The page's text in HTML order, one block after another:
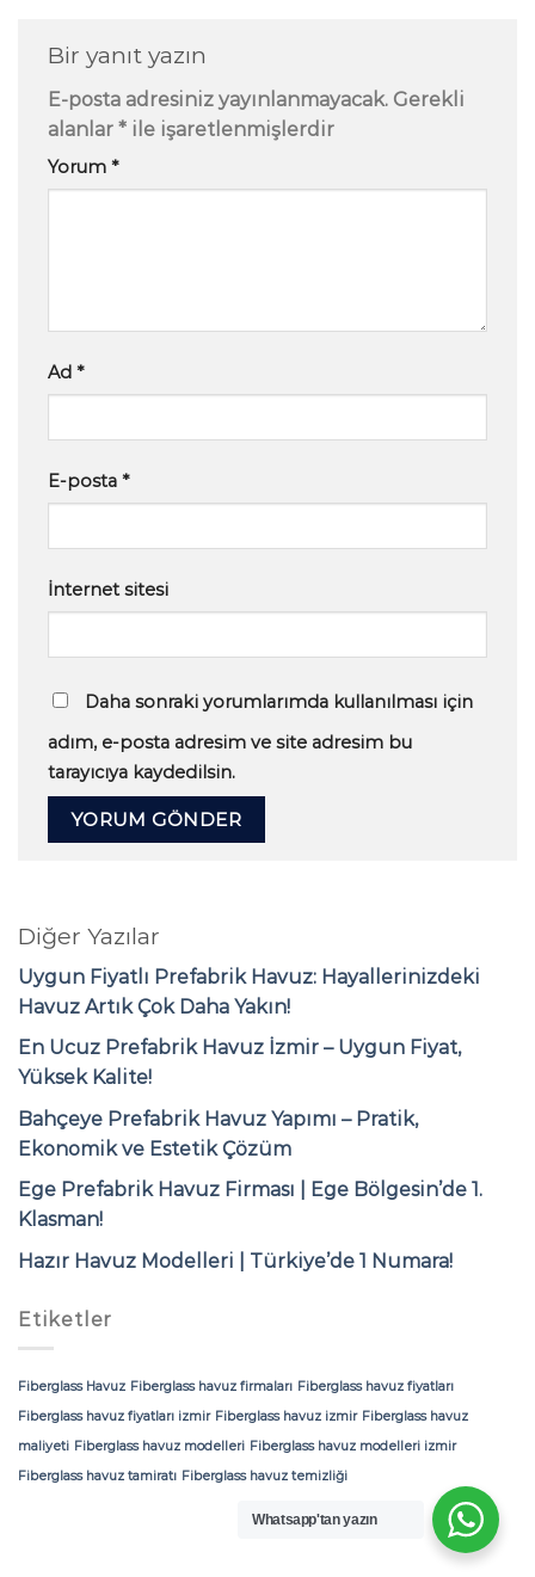
Bir yanıt yazın
E-posta adresiniz yayınlanmayacak. Gerekli
alanlar * ile işaretlenmişlerdir
Yorum *
Ad *
E-posta *
İnternet sitesi
Daha sonraki yorumlarımda kullanılması için
adım, e-posta adresim ve site adresim bu
tarayıcıya kaydedilsin.
Diğer Yazılar
Uygun Fiyatlı Prefabrik Havuz: Hayallerinizdeki
Havuz Artık Çok Daha Yakın!
En Ucuz Prefabrik Havuz İzmir – Uygun Fiyat,
Yüksek Kalite!
Bahçeye Prefabrik Havuz Yapımı – Pratik,
Ekonomik ve Estetik Çözüm
Ege Prefabrik Havuz Firması | Ege Bölgesin’de 1.
Klasman!
Hazır Havuz Modelleri | Türkiye’de 1 Numara!
Etiketler
Fiberglass Havuz Fiberglass havuz firmaları Fiberglass havuz fiyatları
Fiberglass havuz fiyatları izmir Fiberglass havuz izmir Fiberglass havuz
maliyeti Fiberglass havuz modelleri Fiberglass havuz modelleri izmir
Fiberglass havuz tamiratı Fiberglass havuz temizliği
Whatsapp'tan yazın